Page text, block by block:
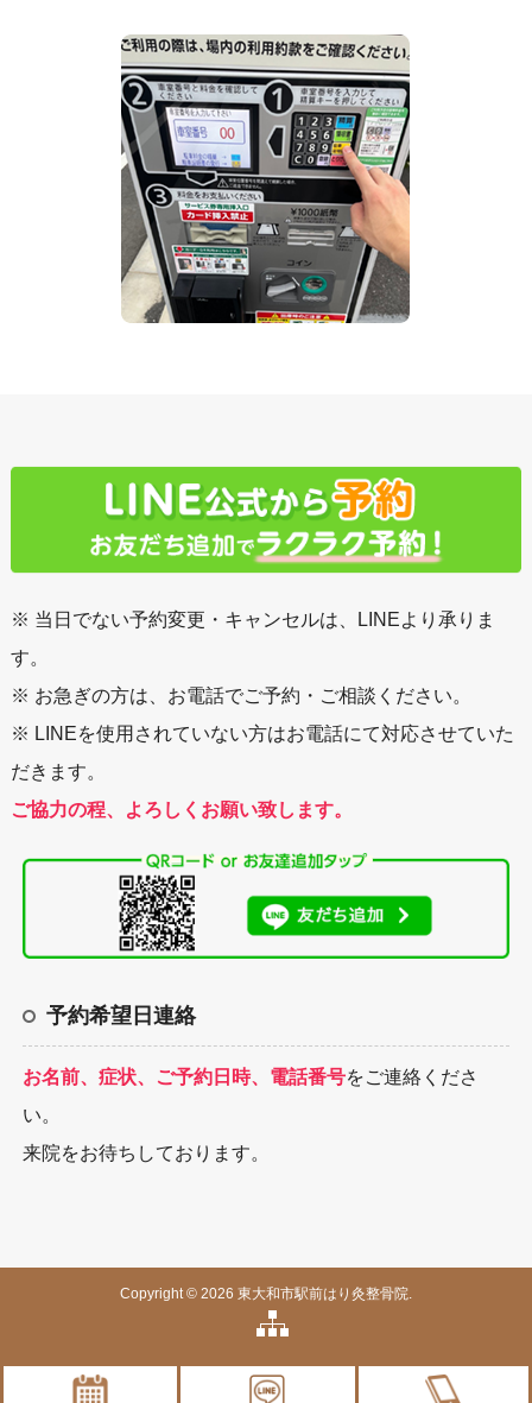
※ 当日でない予約変更・キャンセルは、LINEより承りま
す。
※ お急ぎの方は、お電話でご予約・ご相談ください。
※ LINEを使用されていない方はお電話にて対応させていた
だきます。
ご協力の程、よろしくお願い致します。
予約希望日連絡
お名前、症状、ご予約日時、電話番号をご連絡くださ
い。
来院をお待ちしております。
Copyright © 2026 東大和市駅前はり灸整骨院.